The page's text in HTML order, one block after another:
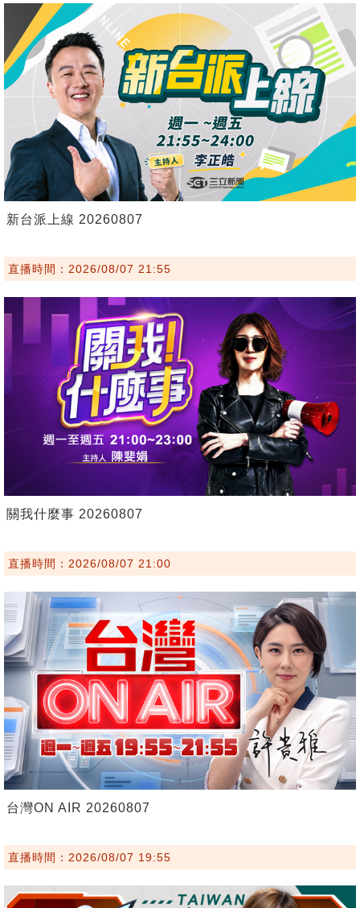
新台派上線 20260807
直播時間：2026/08/07 21:55
關我什麼事 20260807
直播時間：2026/08/07 21:00
台灣ON AIR 20260807
直播時間：2026/08/07 19:55